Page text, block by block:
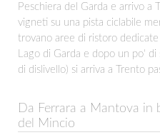
Peschiera del Garda e arrivo a
vigneti su una pista ciclabile
trovano aree di ristoro dedicate
Lago di Garda e dopo un po'
di dislivello) si arriva a Trento
Da Ferrara a Mantova in
del Mincio